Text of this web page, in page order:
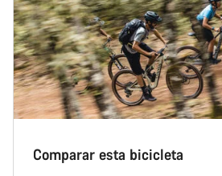
Comparar esta bicicleta